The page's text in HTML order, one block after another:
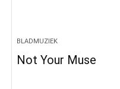
BLADMUZIEK
Not Your Muse